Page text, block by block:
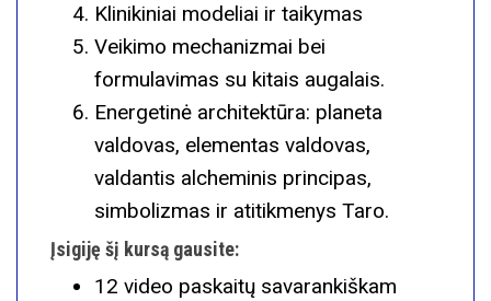
Klinikiniai modeliai ir taikymas
Veikimo mechanizmai bei
formulavimas su kitais augalais.
Energetinė architektūra: planeta
valdovas, elementas valdovas,
valdantis alcheminis principas,
simbolizmas ir atitikmenys Taro.
Įsigiję šį kursą gausite:
12 video paskaitų savarankiškam